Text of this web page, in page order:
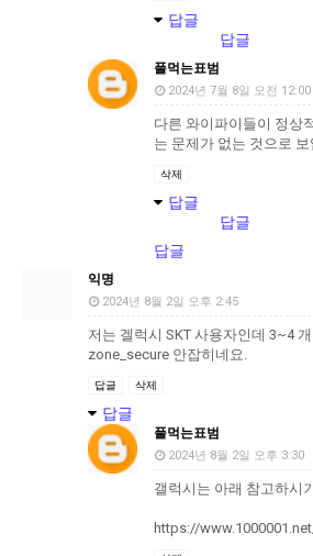
답글
답글
풀먹는표범
2024년 7월 8일 오전 12:00
다른 와이파이들이 정상
는 문제가 없는 것으로
삭제
답글
답글
답글
익명
2024년 8월 2일 오후 2:45
저는 겔럭시 SKT 사용자인데 3~4
zone_secure 안잡히네요.
답글 삭제
답글
풀먹는표범
2024년 8월 2일 오후 3:30
갤럭시는 아래 참고하시
https://